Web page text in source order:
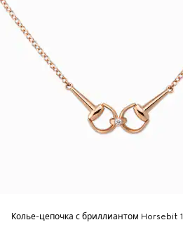
Колье-цепочка с бриллиантом Horsebit